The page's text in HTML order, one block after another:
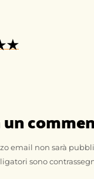
un
email non sarà
sono